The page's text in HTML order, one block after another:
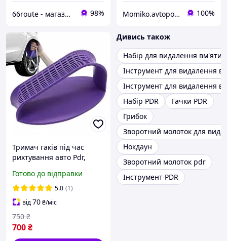
66route - магазин автотоварів 98% Momiko.avtopomich 100%
Тримач гаків під час
рихтування авто Pdr,
Готово до відправки
5.0 (1)
від70₴/міс
700₴
750 ₴
Дивись також
Набір для видалення
Інструмент для видалення
Інструмент для видалення
Набір PDR
Гачки PDR
Грибок
Зворотний молоток для
Нокдаун
Зворотний молоток pdr
Інструмент PDR